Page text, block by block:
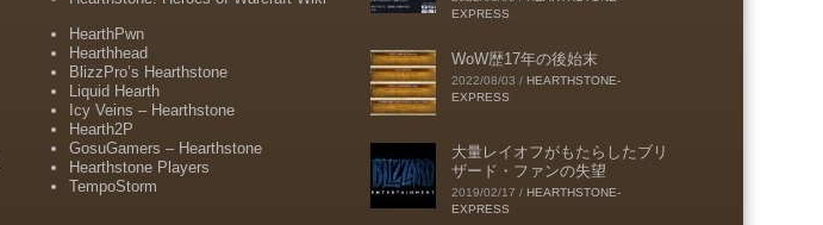
HearthPwn
Hearthhead
BlizzPro’s Hearthstone
Liquid Hearth
Icy Veins – Hearthstone
Hearth2P
GosuGamers – Hearthstone
Hearthstone Players
TempoStorm
EXPRESS
WoW歴17年の後始末
2022/08/03 / HEARTHSTONE-
EXPRESS
大量レイオフがもたらしたブリ
ザード・ファンの失望
2019/02/17 / HEARTHSTONE-
EXPRESS